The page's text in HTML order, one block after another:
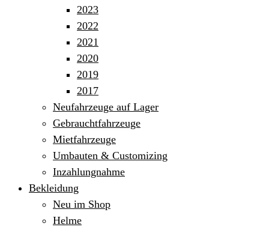
2023
2022
2021
2020
2019
2017
Neufahrzeuge auf Lager
Gebrauchtfahrzeuge
Mietfahrzeuge
Umbauten & Customizing
Inzahlungnahme
Bekleidung
Neu im Shop
Helme